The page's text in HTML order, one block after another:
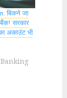
बिकने जा
बैंक! सरकार
अकाउंट भी